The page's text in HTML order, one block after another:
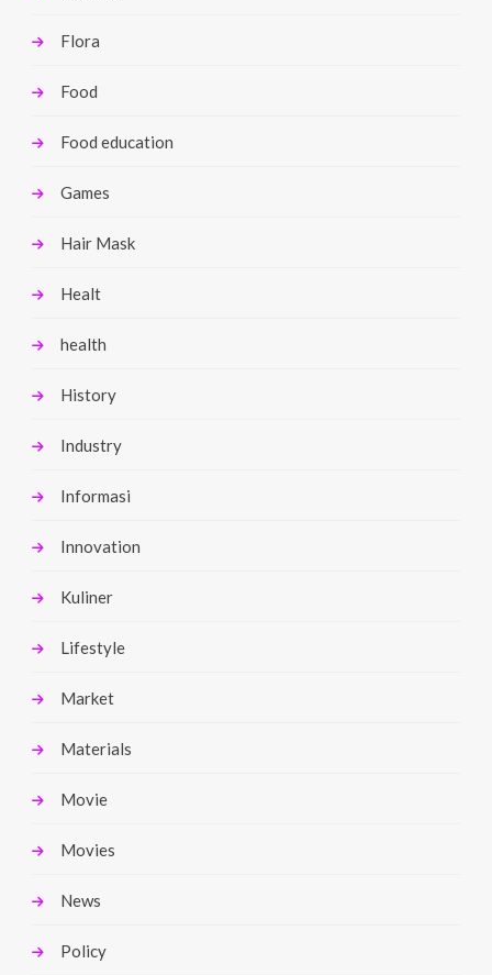
Flora
Food
Food education
Games
Hair Mask
Healt
health
History
Industry
Informasi
Innovation
Kuliner
Lifestyle
Market
Materials
Movie
Movies
News
Policy